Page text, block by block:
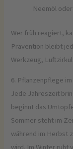
Neemöl
Wer früh reagiert,
Prävention bleibt
Werkzeug,
6. Pflanzenpflege
Jede Jahreszeit
beginnt das
Sommer steht im
während im Herbst
wird. Im Winter ruht